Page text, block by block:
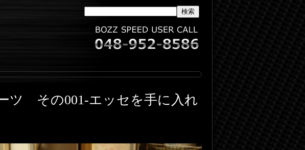
ツ その001-エッセを手に入れ